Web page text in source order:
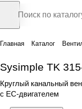
Главная Каталог
Sysimple TK
Круглый канальный
c EC-двигателем